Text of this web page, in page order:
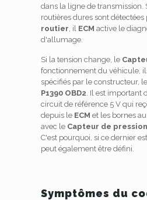
dans la ligne de transmission.
routières dures sont détectées
routier, il ECM active le
d'allumage.
Si la tension change, le
fonctionnement du véhicule,
spécifiés par le constructeur, le
P1390 OBD2. Il est important
circuit de référence 5 V qui
depuis le ECM et les bornes
avec le Capteur de
C'est pourquoi, si ce dernier
peut également être défini.
Symptômes du